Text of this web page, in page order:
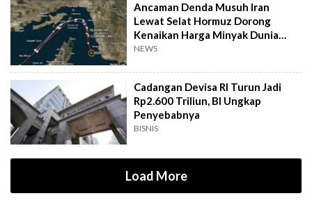
Ancaman Denda Musuh Iran
Lewat Selat Hormuz Dorong
Kenaikan Harga Minyak Dunia
Awal Agustus 2026
NEWS
Cadangan Devisa RI Turun Jadi
Rp2.600 Triliun, BI Ungkap
Penyebabnya
BISNIS
Load More